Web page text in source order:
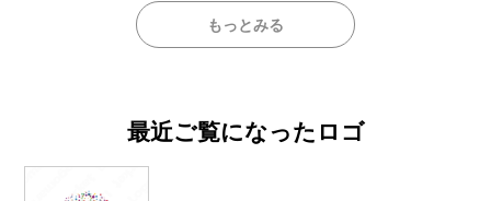
もっとみる
最近ご覧になったロゴ